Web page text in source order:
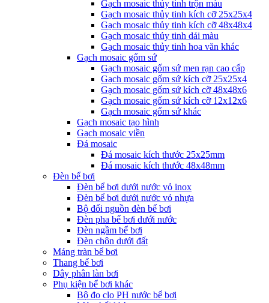
Gạch mosaic thủy tinh trộn màu
Gạch mosaic thủy tinh kích cỡ 25x25x4
Gạch mosaic thủy tinh kích cỡ 48x48x4
Gạch mosaic thủy tinh dải màu
Gạch mosaic thủy tinh hoa văn khác
Gạch mosaic gốm sứ
Gạch mosaic gốm sứ men rạn cao cấp
Gạch mosaic gốm sứ kích cỡ 25x25x4
Gạch mosaic gốm sứ kích cỡ 48x48x6
Gạch mosaic gốm sứ kích cỡ 12x12x6
Gạch mosaic gốm sứ khác
Gạch mosaic tạo hình
Gạch mosaic viền
Đá mosaic
Đá mosaic kích thước 25x25mm
Đá mosaic kích thước 48x48mm
Đèn bể bơi
Đèn bể bơi dưới nước vỏ inox
Đèn bể bơi dưới nước vỏ nhựa
Bộ đổi nguồn đèn bể bơi
Đèn pha bể bơi dưới nước
Đèn ngầm bể bơi
Đèn chôn dưới đất
Máng tràn bể bơi
Thang bể bơi
Dây phân làn bơi
Phụ kiện bể bơi khác
Bộ đo clo PH nước bể bơi